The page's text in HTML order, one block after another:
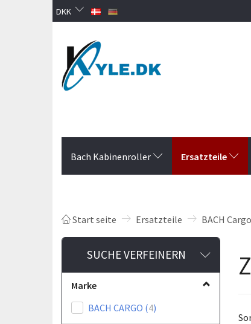
DKK
Bach Kabinenroller Ersatzteile
Start seite Ersatzteile BACH Cargo
SUCHE VERFEINERN
Marke
BACH CARGO (4)